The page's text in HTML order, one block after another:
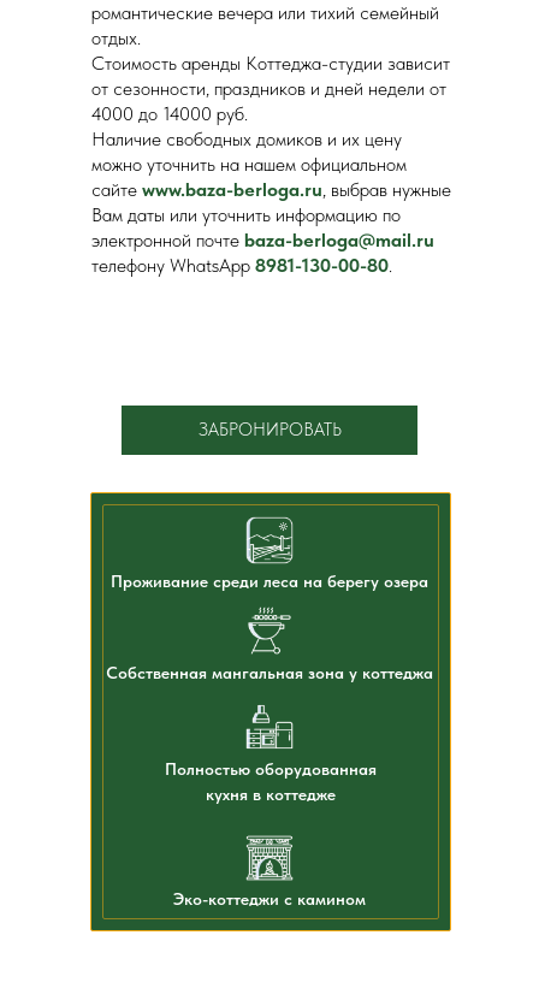
романтические вечера или тихий семейный
отдых.
Стоимость аренды Коттеджа-студии зависит
от сезонности, праздников и дней недели от
4000 до 14000 руб.
Наличие свободных домиков и их цену
можно уточнить на нашем официальном
сайте www.baza-berloga.ru, выбрав нужные
Вам даты или уточнить информацию по
электронной почте baza-berloga@mail.ru
телефону WhatsApp 8981-130-00-80.
ЗАБРОНИРОВАТЬ
Проживание среди леса на берегу озера
Собственная мангальная зона у коттеджа
Эко-коттеджи с камином
Полностью оборудованная
кухня в коттедже